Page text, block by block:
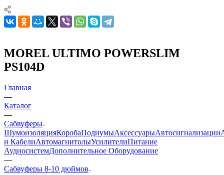
MOREL ULTIMO POWERSLIM
PS104D
Главная
—
Каталог
—
Сабвуферы
ШумоизоляцияКоробаПодиумыАксессуарыАвтосигнализации
и КабелиАвтомагнитолыУсилителиПитание
АудиосистемДополнительное Оборудование
—
Сабвуферы 8-10 дюймов